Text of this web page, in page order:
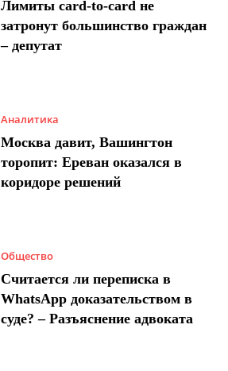
Лимиты card-to-card не
затронут большинство граждан
– депутат
Аналитика
Москва давит, Вашингтон
торопит: Ереван оказался в
коридоре решений
Общество
Считается ли переписка в
WhatsApp доказательством в
суде? – Разъяснение адвоката